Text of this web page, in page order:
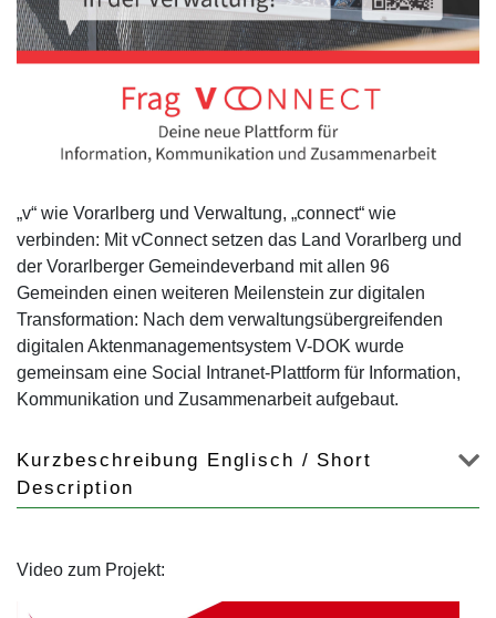
„v“ wie Vorarlberg und Verwaltung, „connect“ wie
verbinden: Mit vConnect setzen das Land Vorarlberg und
der Vorarlberger Gemeindeverband mit allen 96
Gemeinden einen weiteren Meilenstein zur digitalen
Transformation: Nach dem verwaltungsübergreifenden
digitalen Aktenmanagementsystem V-DOK wurde
gemeinsam eine Social Intranet-Plattform für Information,
Kommunikation und Zusammenarbeit aufgebaut.
Kurzbeschreibung Englisch / Short
Description
Video zum Projekt: